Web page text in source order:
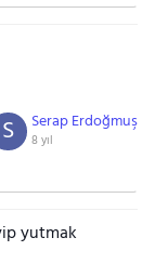
Serap Erdoğmuş
8 yıl
S
yutmak